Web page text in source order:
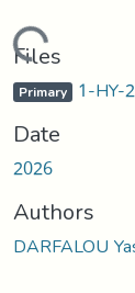
Loading...
Files
Primary 1-HY-
Date
2026
Authors
DARFALOU